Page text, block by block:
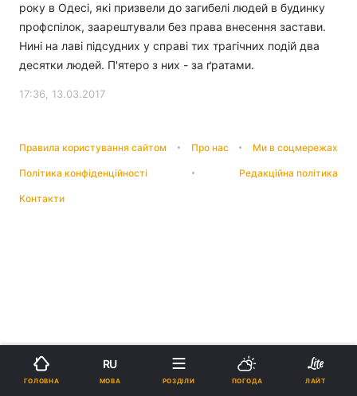
року в Одесі, які призвели до загибелі людей в будинку
профспілок, заарештували без права внесення застави.
Нині на лаві підсудних у справі тих трагічних подій два
десятки людей. П'ятеро з них - за ґратами.
17:36, 13.03.2017
Правила користування сайтом Про нас Ми в соцмережах
Політика конфіденційності Редакційна політика
Контакти
ГОЛОВНА
RU
МОВА РОЗДІЛИ ПОГОДА ЛАЙТ